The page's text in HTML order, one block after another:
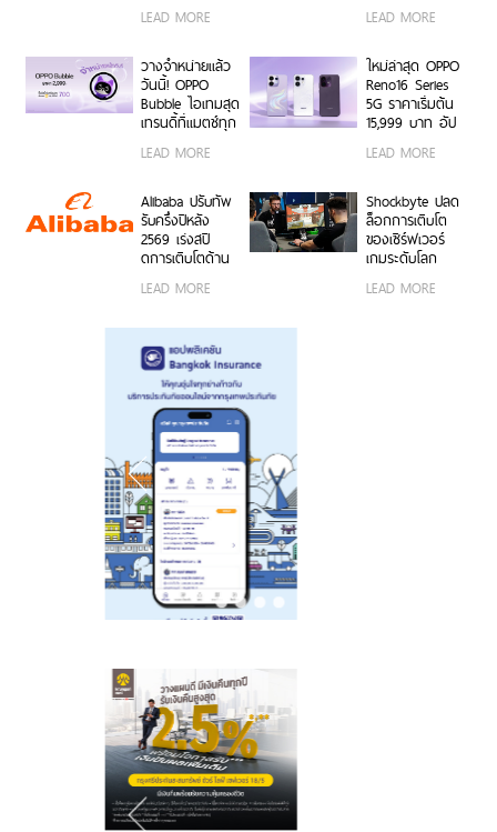
Series 5G เร็ว ๆ
Unbox พร้อม
กล้องมุมกว้าง
พิเศษ 50MP
0.6x เก็บทุก
โมเมนต์ โดดเด่น
LEAD MORE กว้างพิเศษ
0.6x ถ่ายคนสวย
สีผิวเป็น
ธรรมชาติทั้งภาพ
นิ่งและวิดีโอ ใน
ราคาเริ่มต้นเพียง
15,999 บาท
สมนาคุณสุดคุ้ม
ค่า!
LEAD MORE
วางจำหน่ายแล้ว
วันนี้! OPPO
Bubble ไอเทมสุด
เทรนดี้ที่แมตช์ทุก
คุณสมบัติเด่น ใช้
งานได้ทั้งบนสมา
ร์ตโฟน OPPO
และระบบ iOS ใน
ราคา 2,999 บาท
LEAD MORE
ใหม่ล่าสุด OPPO
Reno16 Series
5G ราคาเริ่มต้น
15,999 บาท อัป
กว้างพิเศษ
สวยทั้งภาพและ
วิดีโอ พร้อม
ดีไซน์ดวงดาว 3
มิติ ครั้งแรกใน
LEAD MORE
Alibaba ปรับทัพ
รับครึ่งปีหลัง
2569 เร่งสปี
ดการเติบโตด้าน
ขององค์กร
และการขยาย
โครงสร้างพื้นฐาน
ทั่วโลก
LEAD MORE
Shockbyte ปลด
ล็อกการเติบโต
ของเซิร์ฟเวอร์
เกมระดับโลก
เซิร์ฟเวอร์
LEAD MORE